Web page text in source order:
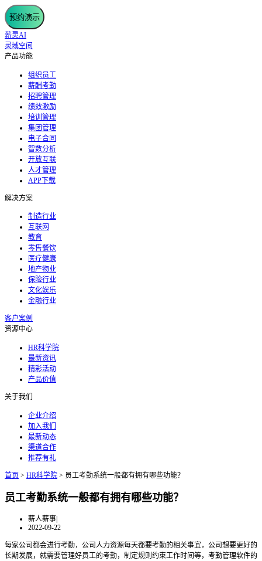
预约演示
薪灵AI
灵域空间
产品功能
组织员工
薪酬考勤
招聘管理
绩效激励
培训管理
集团管理
电子合同
智数分析
开放互联
人才管理
APP下载
解决方案
制造行业
互联网
教育
零售餐饮
医疗健康
地产物业
保险行业
文化娱乐
金融行业
客户案例
资源中心
HR科学院
最新资讯
精彩活动
产品价值
关于我们
企业介绍
加入我们
最新动态
渠道合作
推荐有礼
首页 > HR科学院 > 员工考勤系统一般都有拥有哪些功能？
员工考勤系统一般都有拥有哪些功能？
薪人薪事|
2022-09-22
每家公司都会进行考勤，公司人力资源每天都要考勤的相关事宜，公司想要更好的
长期发展，就需要管理好员工的考勤，制定规则约束工作时间等，考勤管理软件的